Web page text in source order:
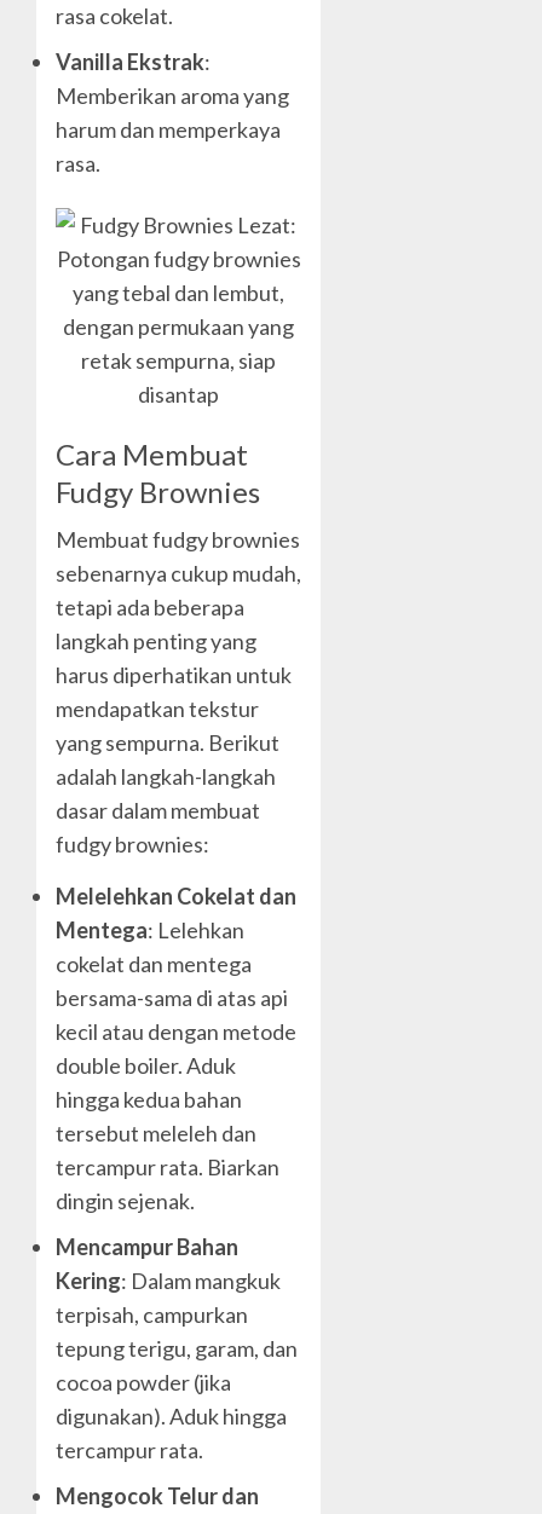
rasa cokelat.
Vanilla Ekstrak:
Memberikan aroma yang
harum dan memperkaya
rasa.
Cara Membuat
Fudgy Brownies
Membuat fudgy brownies
sebenarnya cukup mudah,
tetapi ada beberapa
langkah penting yang
harus diperhatikan untuk
mendapatkan tekstur
yang sempurna. Berikut
adalah langkah-langkah
dasar dalam membuat
fudgy brownies:
Melelehkan Cokelat dan
Mentega: Lelehkan
cokelat dan mentega
bersama-sama di atas api
kecil atau dengan metode
double boiler. Aduk
hingga kedua bahan
tersebut meleleh dan
tercampur rata. Biarkan
dingin sejenak.
Mencampur Bahan
Kering: Dalam mangkuk
terpisah, campurkan
tepung terigu, garam, dan
cocoa powder (jika
digunakan). Aduk hingga
tercampur rata.
Mengocok Telur dan